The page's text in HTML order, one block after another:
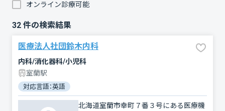
オンライン診療可能
32 件の検索結果
医療法人社団鈴木内科
内科/消化器科/小児科
室蘭駅
対応言語：英語
北海道室蘭市幸町７番３号にある医療機